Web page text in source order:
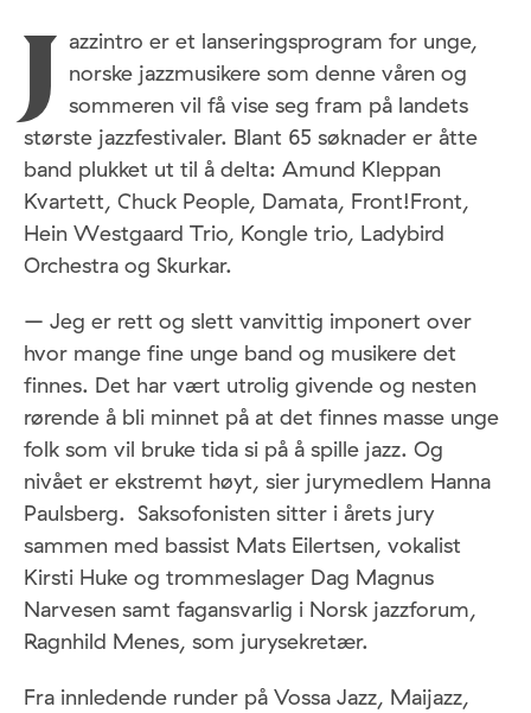
J
azzintro er et lanseringsprogram for unge,
norske jazzmusikere som denne våren og
sommeren vil få vise seg fram på landets
største jazzfestivaler. Blant 65 søknader er åtte
band plukket ut til å delta: Amund Kleppan
Kvartett, Chuck People, Damata, Front!Front,
Hein Westgaard Trio, Kongle trio, Ladybird
Orchestra og Skurkar.
– Jeg er rett og slett vanvittig imponert over
hvor mange fine unge band og musikere det
finnes. Det har vært utrolig givende og nesten
rørende å bli minnet på at det finnes masse unge
folk som vil bruke tida si på å spille jazz. Og
nivået er ekstremt høyt, sier jurymedlem Hanna
Paulsberg. Saksofonisten sitter i årets jury
sammen med bassist Mats Eilertsen, vokalist
Kirsti Huke og trommeslager Dag Magnus
Narvesen samt fagansvarlig i Norsk jazzforum,
Ragnhild Menes, som jurysekretær.
Fra innledende runder på Vossa Jazz, Maijazz,